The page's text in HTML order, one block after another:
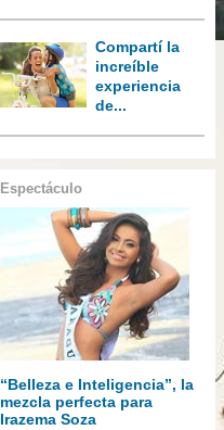
Compartí la
increíble
experiencia
de...
Espectáculo
“Belleza e Inteligencia”, la
mezcla perfecta para
Irazema Soza